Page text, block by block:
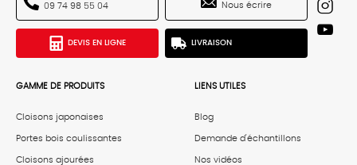
09 74 98 55 04 Nous écrire
DEVIS EN LIGNE LIVRAISON
GAMME DE PRODUITS
Cloisons japonaises
Portes bois coulissantes
Cloisons ajourées
LIENS UTILES
Blog
Demande d'échantillons
Nos vidéos